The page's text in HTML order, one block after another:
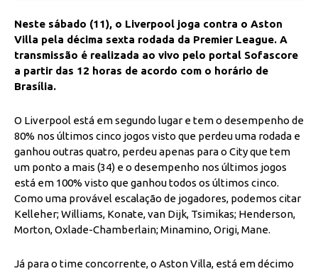
Neste sábado (11), o Liverpool joga contra o Aston
Villa pela décima sexta rodada da Premier League. A
transmissão é realizada ao vivo pelo portal Sofascore
a partir das 12 horas de acordo com o horário de
Brasília.
O Liverpool está em segundo lugar e tem o desempenho de
80% nos últimos cinco jogos visto que perdeu uma rodada e
ganhou outras quatro, perdeu apenas para o City que tem
um ponto a mais (34) e o desempenho nos últimos jogos
está em 100% visto que ganhou todos os últimos cinco.
Como uma provável escalação de jogadores, podemos citar
Kelleher; Williams, Konate, van Dijk, Tsimikas; Henderson,
Morton, Oxlade-Chamberlain; Minamino, Origi, Mane.
Já para o time concorrente, o Aston Villa, está em décimo